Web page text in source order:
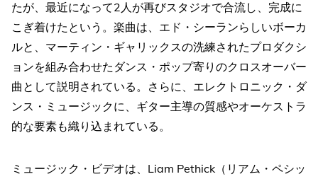
たが、最近になって2人が再びスタジオで合流し、完成に
こぎ着けたという。楽曲は、エド・シーランらしいボーカ
ルと、マーティン・ギャリックスの洗練されたプロダクシ
ョンを組み合わせたダンス・ポップ寄りのクロスオーバー
曲として説明されている。さらに、エレクトロニック・ダ
ンス・ミュージックに、ギター主導の質感やオーケストラ
的な要素も織り込まれている。
ミュージック・ビデオは、Liam Pethick（リアム・ペシッ